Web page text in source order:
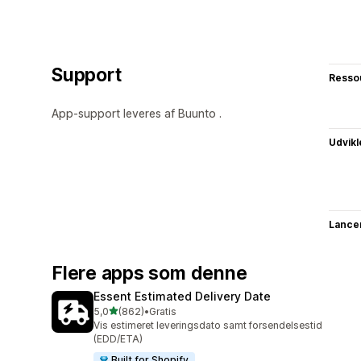
Support
App-support leveres af Buunto .
Flere apps som denne
Essent Estimated Delivery Date
5,0ud af 5 stjerner
(862)
862 anmeldelser i alt
•Gratis
Vis estimeret leveringsdato samt forsendelsestid
(EDD/ETA)